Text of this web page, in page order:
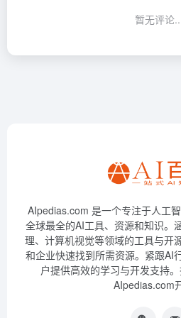
暂无评论
AIpedias.com 是一个专注于人工
全球最全的AI工具、资源和知识。
理、计算机视觉等领域的工具与开
和企业快速找到所需资源。紧跟AI
户提供高效的学习与开发支持
AIpedias.com